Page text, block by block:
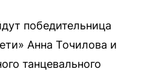
победительница
Анна Точилова и
танцевального